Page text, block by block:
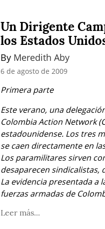
Un Dirigente
los Estados
By Meredith Aby
6 de agosto de 2009
Primera parte
Este verano, una
Colombia Action Network
estadounidense. Los tres
se caen directamente en
Los paramilitares sirven
desaparecen sindicalistas,
La evidencia presentada a
fuerzas armadas de
Leer más...